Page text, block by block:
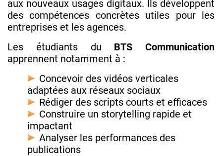
aux nouveaux usages digitaux. Ils développent
des compétences concrètes utiles pour les
entreprises et les agences.
Les étudiants du BTS Communication
apprennent notamment à :
Concevoir des vidéos verticales
adaptées aux réseaux sociaux
Rédiger des scripts courts et efficaces
Construire un storytelling rapide et
impactant
Analyser les performances des
publications